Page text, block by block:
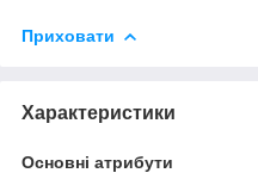
Приховати
Характеристики
Основні атрибути